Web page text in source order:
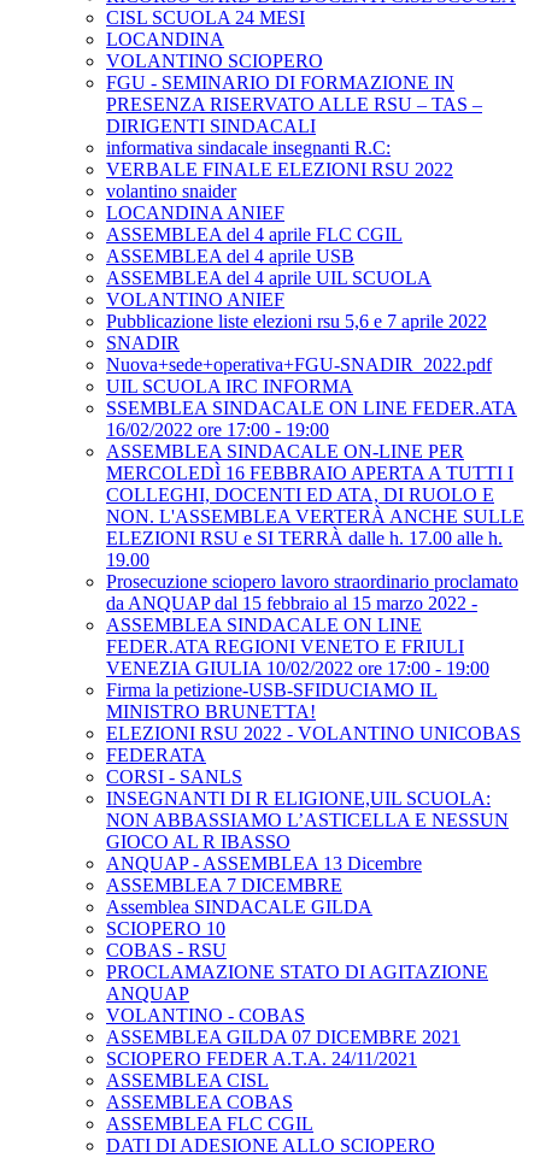
CISL SCUOLA 24 MESI
LOCANDINA
VOLANTINO SCIOPERO
FGU - SEMINARIO DI FORMAZIONE IN
PRESENZA RISERVATO ALLE RSU – TAS –
DIRIGENTI SINDACALI
informativa sindacale insegnanti R.C:
VERBALE FINALE ELEZIONI RSU 2022
volantino snaider
LOCANDINA ANIEF
ASSEMBLEA del 4 aprile FLC CGIL
ASSEMBLEA del 4 aprile USB
ASSEMBLEA del 4 aprile UIL SCUOLA
VOLANTINO ANIEF
Pubblicazione liste elezioni rsu 5,6 e 7 aprile 2022
SNADIR
Nuova+sede+operativa+FGU-SNADIR_2022.pdf
UIL SCUOLA IRC INFORMA
SSEMBLEA SINDACALE ON LINE FEDER.ATA
16/02/2022 ore 17:00 - 19:00
ASSEMBLEA SINDACALE ON-LINE PER
MERCOLEDÌ 16 FEBBRAIO APERTA A TUTTI I
COLLEGHI, DOCENTI ED ATA, DI RUOLO E
NON. L'ASSEMBLEA VERTERÀ ANCHE SULLE
ELEZIONI RSU e SI TERRÀ dalle h. 17.00 alle h.
19.00
Prosecuzione sciopero lavoro straordinario proclamato
da ANQUAP dal 15 febbraio al 15 marzo 2022 -
ASSEMBLEA SINDACALE ON LINE
FEDER.ATA REGIONI VENETO E FRIULI
VENEZIA GIULIA 10/02/2022 ore 17:00 - 19:00
Firma la petizione-USB-SFIDUCIAMO IL
MINISTRO BRUNETTA!
ELEZIONI RSU 2022 - VOLANTINO UNICOBAS
FEDERATA
CORSI - SANLS
INSEGNANTI DI R ELIGIONE,UIL SCUOLA:
NON ABBASSIAMO L’ASTICELLA E NESSUN
GIOCO AL R IBASSO
ANQUAP - ASSEMBLEA 13 Dicembre
ASSEMBLEA 7 DICEMBRE
Assemblea SINDACALE GILDA
SCIOPERO 10
COBAS - RSU
PROCLAMAZIONE STATO DI AGITAZIONE
ANQUAP
VOLANTINO - COBAS
ASSEMBLEA GILDA 07 DICEMBRE 2021
SCIOPERO FEDER A.T.A. 24/11/2021
ASSEMBLEA CISL
ASSEMBLEA COBAS
ASSEMBLEA FLC CGIL
DATI DI ADESIONE ALLO SCIOPERO